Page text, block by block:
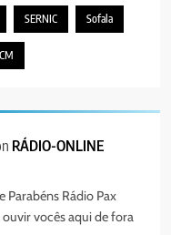
EDIÇÃO 03 DE
2026
na
SERNIC Sofala
RÁDIO-ONLINE
Parabéns Rádio Pax
vocês aqui de fora